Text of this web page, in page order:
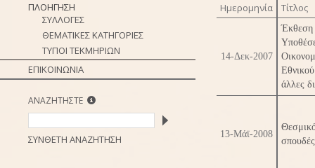
ΠΛΟΗΓΗΣΗ
ΣΥΛΛΟΓΕΣ
ΘΕΜΑΤΙΚΕΣ ΚΑΤΗΓΟΡΙΕΣ
ΤΥΠΟΙ ΤΕΚΜΗΡΙΩΝ
ΕΠΙΚΟΙΝΩΝΙΑ
ΑΝΑΖΗΤΗΣΤΕ
ΣΥΝΘΕΤΗ ΑΝΑΖΗΤΗΣΗ
Ημερομηνία Τίτλος
14-Δεκ-2007
Έκθεση
άλλες
13-Μάϊ-2008
σπουδές